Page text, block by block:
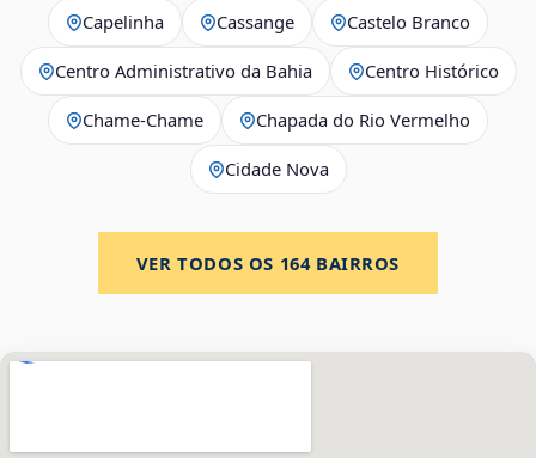
Capelinha Cassange Castelo Branco
Centro Administrativo da Bahia Centro Histórico
Chame-Chame Chapada do Rio Vermelho
Cidade Nova
VER TODOS OS 164BAIRROS